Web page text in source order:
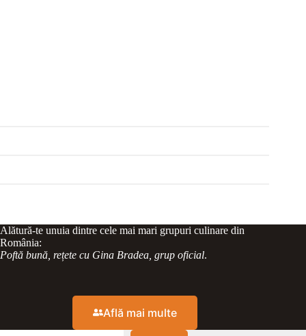
Alătură-te unuia dintre cele mai mari grupuri culinare din
România:
Poftă bună, rețete cu Gina Bradea, grup oficial.
Află mai multe